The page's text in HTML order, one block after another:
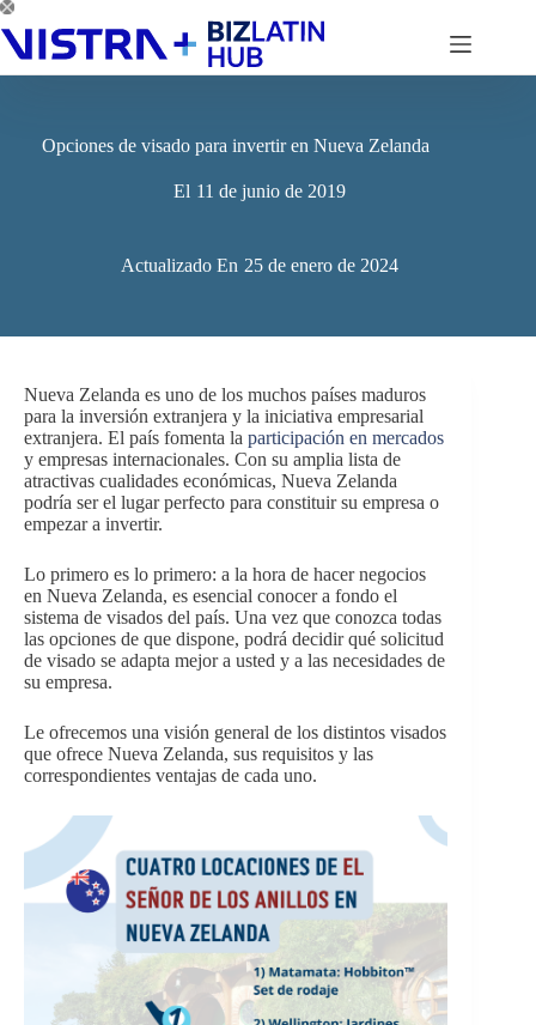
Saltar
al
contenido
Opciones de visado para invertir en Nueva Zelanda
El 11 de junio de 2019
Actualizado En 25 de enero de 2024
Nueva Zelanda es uno de los muchos países maduros
para la inversión extranjera y la iniciativa empresarial
extranjera. El país fomenta la participación en mercados
y empresas internacionales. Con su amplia lista de
atractivas cualidades económicas, Nueva Zelanda
podría ser el lugar perfecto para constituir su empresa o
empezar a invertir.
Lo primero es lo primero: a la hora de hacer negocios
en Nueva Zelanda, es esencial conocer a fondo el
sistema de visados del país. Una vez que conozca todas
las opciones de que dispone, podrá decidir qué solicitud
de visado se adapta mejor a usted y a las necesidades de
su empresa.
Le ofrecemos una visión general de los distintos visados
que ofrece Nueva Zelanda, sus requisitos y las
correspondientes ventajas de cada uno.